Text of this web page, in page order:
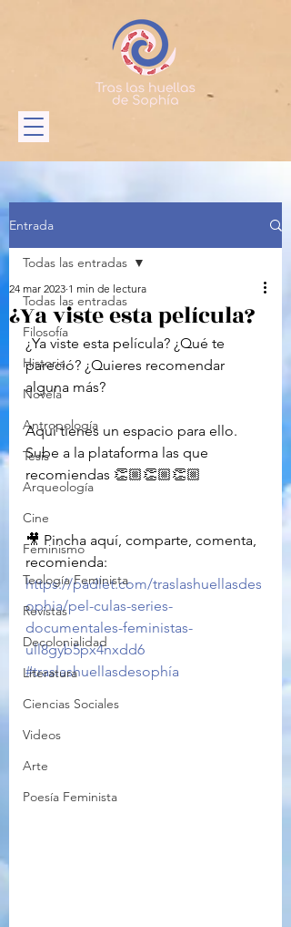
Entrada
Todas las entradas
Filosofía
Historia
Novela
Antropología
Tesis
Arqueología
Cine
Feminismo
Teología Feminista
Revistas
Decolonialidad
Literatura
Ciencias Sociales
Videos
Arte
Poesía Feminista
Todas las entradas
¿Ya viste esta película?
24 mar 2023 1 min de lectura
¿Ya viste esta película? ¿Qué te
pareció? ¿Quieres recomendar
alguna más?
Aquí tienes un espacio para ello.
Sube a la plataforma las que
recomiendas 👏🏼👏🏼👏🏼
🎥 Pincha aquí, comparte, comenta,
recomienda:
https://padlet.com/traslashuellasdes
ophia/pel-culas-series-
documentales-feministas-
ull8gyb5px4nxdd6
#traslashuellasdesophía